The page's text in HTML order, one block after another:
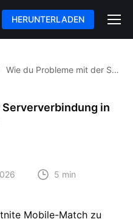
HERUNTERLADEN
Wie du Probleme mit der Serververbindung in Fortnite Mobile behebst
in
5 min
Mobile-Match zu